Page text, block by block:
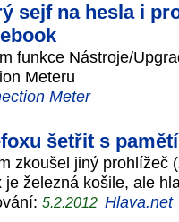
sejf na hesla i
funkce Nástroje/
Meteru
Meter
šetřit s
zkoušel jiný prohlížeč
je železná košile, ale
5.2.2012 Hlava.net